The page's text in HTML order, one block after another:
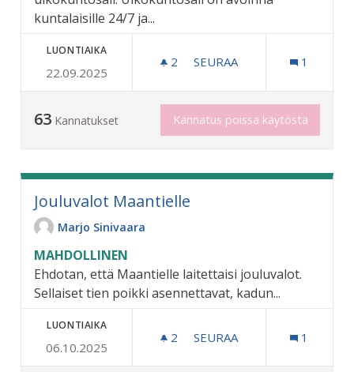
kuntalaisille 24/7 ja...
LUONTIAIKA
22.09.2025
2 2 SEURAAJAA
SEURAA 1
63 Kannatukset Kannatus poissa käytöstä
Jouluvalot Maantielle
Marjo Sinivaara
MAHDOLLINEN
Ehdotan, että Maantielle laitettaisi jouluvalot.
Sellaiset tien poikki asennettavat, kadun...
LUONTIAIKA
06.10.2025
2 2 SEURAAJAA
SEURAA 1